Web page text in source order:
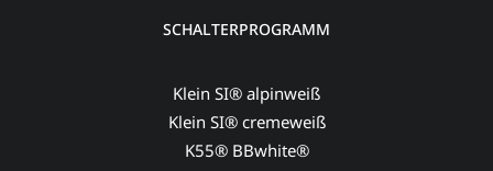
SCHALTERPROGRAMM
Klein SI® alpinweiß
Klein SI® cremeweiß
K55® BBwhite®